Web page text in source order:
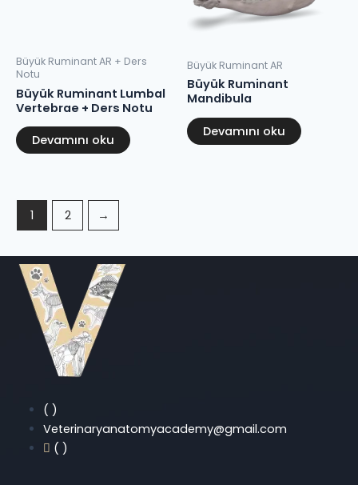
Büyük Ruminant AR + Ders
Notu
Büyük Ruminant Lumbal
Vertebrae + Ders Notu
Devamını oku
Büyük Ruminant AR
Büyük Ruminant
Mandibula
Devamını oku
1 2 →
( )
Veterinaryanatomyacademy@gmail.com
( )